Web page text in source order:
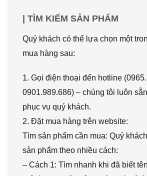
| TÌM KIẾM SẢN PHẨM
Quý khách có thể lựa chọn một
mua hàng sau:
1. Gọi điện thoại đến hotline
0901.989.686) – chúng tôi luôn
phục vụ quý khách.
2. Đặt mua hàng trên website:
Tìm sản phẩm cần mua: Quý
sản phẩm theo nhiều cách:
– Cách 1: Tìm nhanh khi đã biết